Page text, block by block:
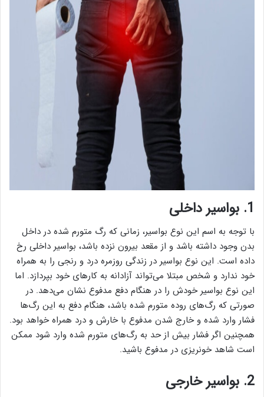
1. بواسیر داخلی
با توجه به اسم این نوع بواسیر، زمانی که رگ متورم شده در داخل
بدن وجود داشته باشد و از مقعد بیرون نزده باشد، بواسیر داخلی رخ
داده است. این نوع بواسیر در زندگی روزمره درد و رنجی را به همراه
خود ندارد و شخص مبتلا می‌تواند آزادانه به کارهای خود بپردازد. اما
این نوع بواسیر خودش را در هنگام دفع مدفوع نشان می‌دهد. در
صورتی که رگ‌های روده متورم شده باشد، هنگام دفع به این رگ‌ها
فشار وارد شده و خارج شدن مدفوع با خارش و درد همراه خواهد بود.
همچنین اگر فشار بیش از حد به رگ‌های متورم شده وارد شود ممکن
است شاهد خونریزی در مدفوع باشید.
2. بواسیر خارجی